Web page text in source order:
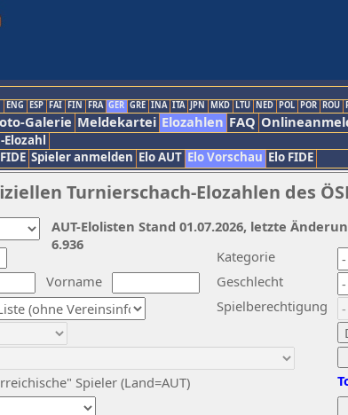
ENG ESP FAI FIN FRA GER GRE INA ITA JPN MKD LTU NED POL POR ROU
Galerie Meldekartei Elozahlen FAQ
FIDE Spieler anmelden Elo AUT Elo Vorschau Elo FIDE
Turnierschach-Elozahlen des
Vorname
Kategorie
Geschlecht
Spieler (Land=AUT)
Spielberechtigung
AUT-Elolisten Stand 01.07.2026, letzte
6.936